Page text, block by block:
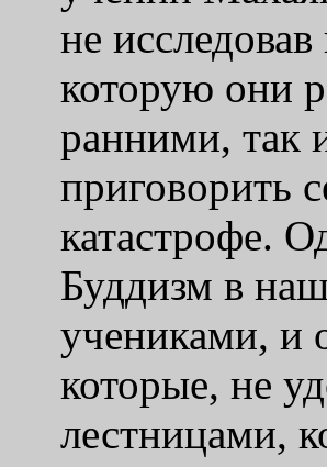
не
которую они
ранними, так
приговорить
катастрофе.
Буддизм в
учениками, и
которые, не
лестницами,